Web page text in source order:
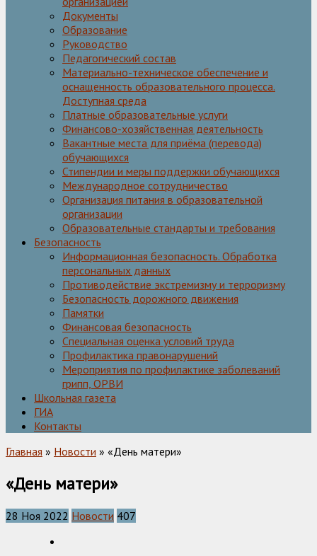
Документы
Образование
Руководство
Педагогический состав
Материально-техническое обеспечение и
оснащенность образовательного процесса.
Доступная среда
Платные образовательные услуги
Финансово-хозяйственная деятельность
Вакантные места для приёма (перевода)
обучающихся
Стипендии и меры поддержки обучающихся
Международное сотрудничество
Организация питания в образовательной
организации
Образовательные стандарты и требования
Безопасность
Информационная безопасность. Обработка
персональных данных
Противодействие экстремизму и терроризму
Безопасность дорожного движения
Памятки
Финансовая безопасность
Специальная оценка условий труда
Профилактика правонарушений
Мероприятия по профилактике заболеваний
грипп, ОРВИ
Школьная газета
ГИА
Контакты
Главная » Новости » «День матери»
«День матери»
28 Ноя 2022 Новости 407